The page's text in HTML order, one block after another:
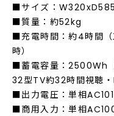
■サイズ：
■質量：約52kg
■充電時間：約4時間（
時）
■蓄電容量：2500Wh
32型TV約32時間視聴
■出力電圧：単相
■商用入力：単相